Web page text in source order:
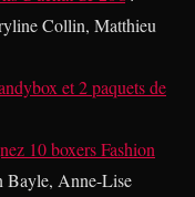
Collin, Matthieu
et 2 paquets de
10 boxers Fashion
Bayle, Anne-Lise